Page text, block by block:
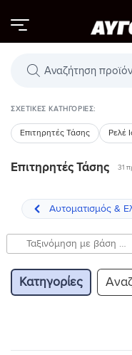
στο
περιεχόμενο
Αναζήτηση
ΣΧΕΤΙΚΈΣ ΚΑΤΗΓΟΡΊΕΣ:
Επιτηρητές Τάσης Ρελέ
Επιτηρητές Τάσης 31
Κατηγορίες